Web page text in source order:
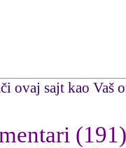
ovaj sajt kao Vaš
(191)